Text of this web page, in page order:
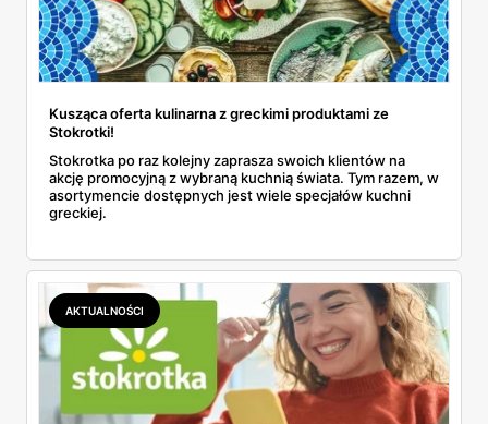
Kusząca oferta kulinarna z greckimi produktami ze
Stokrotki!
Stokrotka po raz kolejny zaprasza swoich klientów na
akcję promocyjną z wybraną kuchnią świata. Tym razem, w
asortymencie dostępnych jest wiele specjałów kuchni
greckiej.
AKTUALNOŚCI